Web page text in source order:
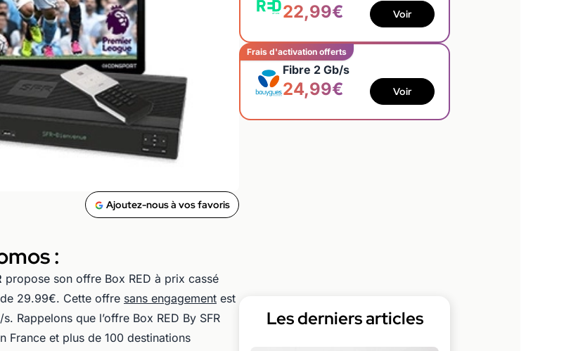
Ajoutez-nous à vos favoris
:
propose son offre Box RED à prix cassé
29.99€. Cette offre sans engagement est
Rappelons que l’offre Box RED By SFR
France et plus de 100 destinations
22,99€ Voir
Frais d'activation offerts
Fibre 2 Gb/s
24,99€ Voir
Les derniers articles